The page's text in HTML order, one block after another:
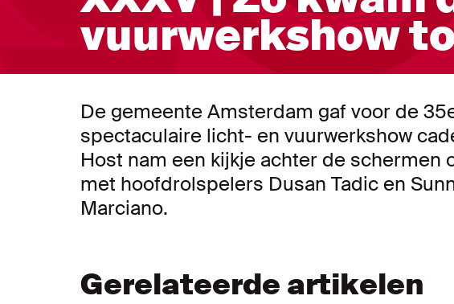
vuurwerkshow
De gemeente Amsterdam gaf voor de
spectaculaire licht- en vuurwerkshow
Host nam een kijkje achter de schermen
met hoofdrolspelers Dusan Tadic en
Marciano.
Gerelateerde artikelen